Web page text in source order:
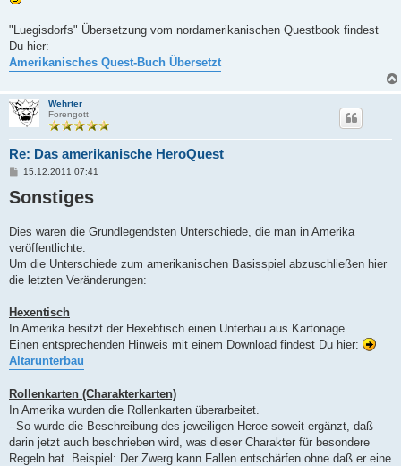
"Luegisdorfs" Übersetzung vom nordamerikanischen Questbook findest
Du hier:
Amerikanisches Quest-Buch Übersetzt
Wehrter
Forengott
Re: Das amerikanische HeroQuest
B
i
t
g
15.12.2011 07:41
Sonstiges
Dies waren die Grundlegendsten Unterschiede, die man in Amerika
veröffentlichte.
Um die Unterschiede zum amerikanischen Basisspiel abzuschließen hier
die letzten Veränderungen:
Hexentisch
In Amerika besitzt der Hexebtisch einen Unterbau aus Kartonage.
Einen entsprechenden Hinweis mit einem Download findest Du hier:
Altarunterbau
Rollenkarten (Charakterkarten)
In Amerika wurden die Rollenkarten überarbeitet.
--So wurde die Beschreibung des jeweiligen Heroe soweit ergänzt, daß
darin jetzt auch beschrieben wird, was dieser Charakter für besondere
Regeln hat. Beispiel: Der Zwerg kann Fallen entschärfen ohne daß er eine